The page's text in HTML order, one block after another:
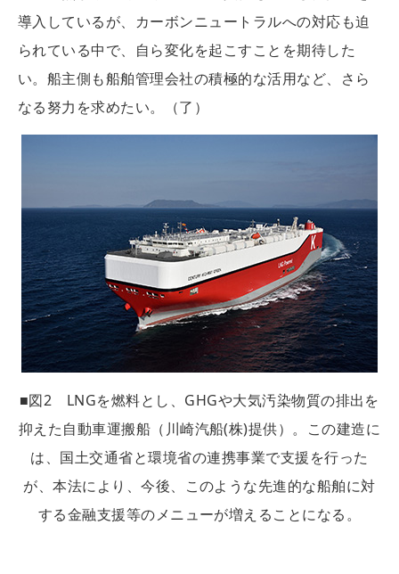
導入しているが、カーボンニュートラルへの対応も迫
られている中で、自ら変化を起こすことを期待した
い。船主側も船舶管理会社の積極的な活用など、さら
なる努力を求めたい。（了）
■図2 LNGを燃料とし、GHGや大気汚染物質の排出を
抑えた自動車運搬船（川崎汽船(株)提供）。この建造に
は、国土交通省と環境省の連携事業で支援を行った
が、本法により、今後、このような先進的な船舶に対
する金融支援等のメニューが増えることになる。